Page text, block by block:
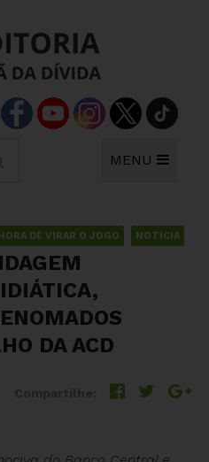
MENU
DE VIRAR O JOGO NOTÍCIA
DA ACD